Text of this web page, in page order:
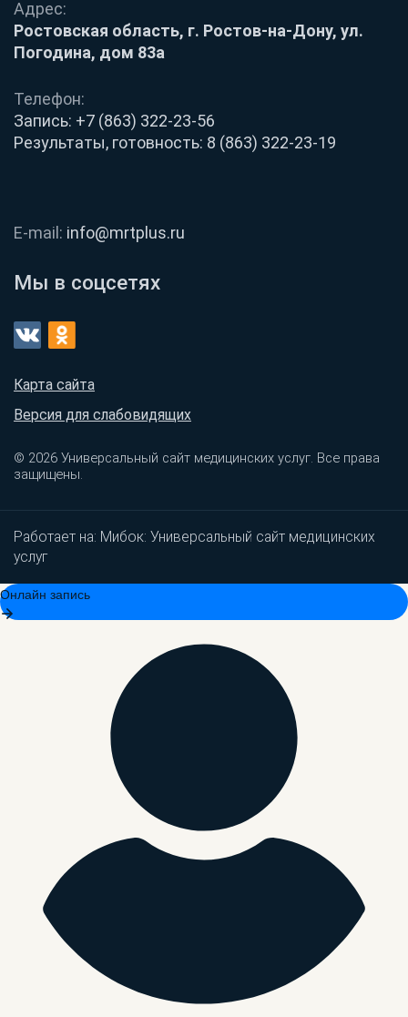
Адрес:
Ростовская область, г. Ростов-на-Дону, ул.
Погодина, дом 83а
Телефон:
Запись: +7 (863) 322-23-56
Результаты, готовность: 8 (863) 322-23-19
E-mail: info@mrtplus.ru
Мы в соцсетях
Карта сайта
Версия для слабовидящих
© 2026 Универсальный сайт медицинских услуг. Все права
защищены.
Работает на: Мибок: Универсальный сайт медицинских
услуг